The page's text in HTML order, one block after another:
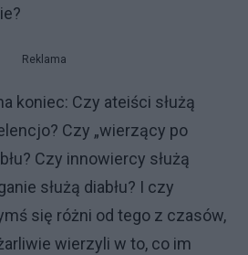
Reklama
koniec: Czy ateiści służą
Czy „wierzący po
Czy innowiercy służą
służą diabłu? I czy
się różni od tego z czasów,
wierzyli w to, co im